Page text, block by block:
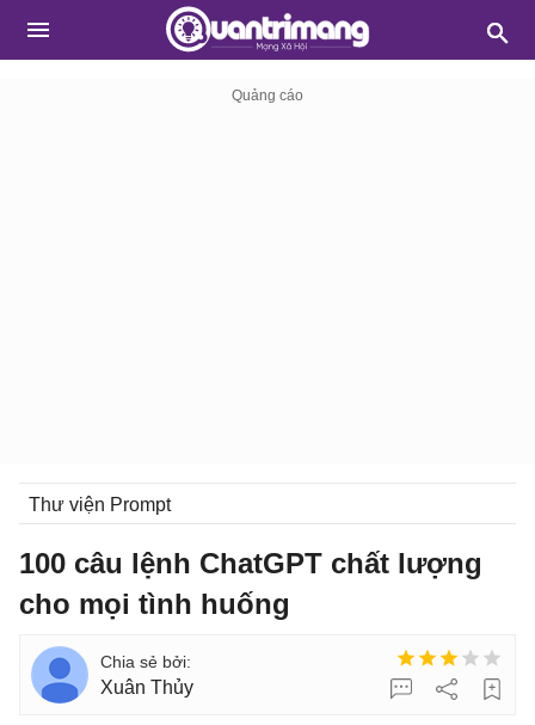
Thư viện Prompt
100 câu lệnh ChatGPT chất lượng
cho mọi tình huống
Xuân Thủy